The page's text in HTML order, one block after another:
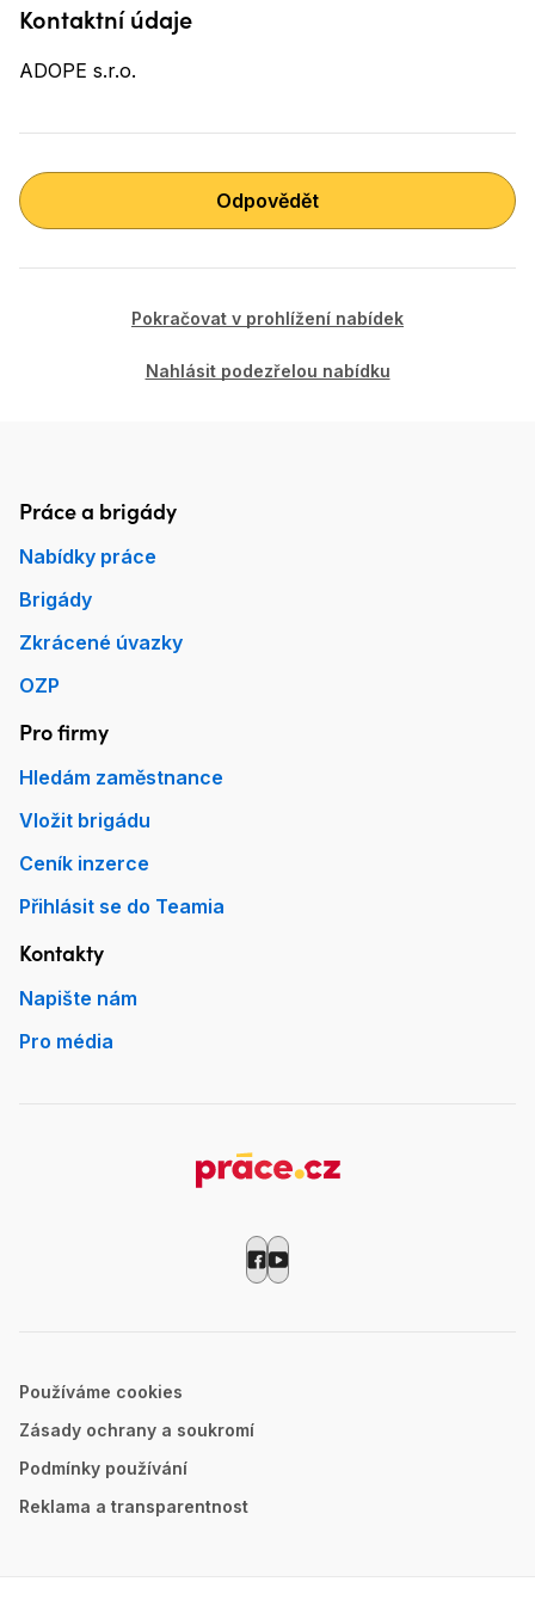
Kontaktní údaje
ADOPE s.r.o.
Odpovědět
Pokračovat v prohlížení nabídek
Nahlásit podezřelou nabídku
Patička Práce.cz
Práce a brigády
Nabídky práce
Brigády
Zkrácené úvazky
OZP
Pro firmy
Hledám zaměstnance
Vložit brigádu
Ceník inzerce
Přihlásit se do Teamia
Kontakty
Napište nám
Pro média
Používáme cookies
Zásady ochrany a soukromí
Podmínky používání
Reklama a transparentnost